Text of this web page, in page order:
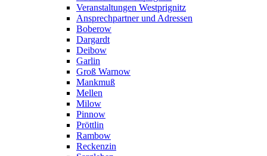
Veranstaltungen Westprignitz
Ansprechpartner und Adressen
Boberow
Dargardt
Deibow
Garlin
Groß Warnow
Mankmuß
Mellen
Milow
Pinnow
Pröttlin
Rambow
Reckenzin